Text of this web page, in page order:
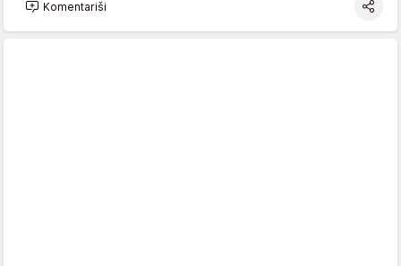
Komentariši